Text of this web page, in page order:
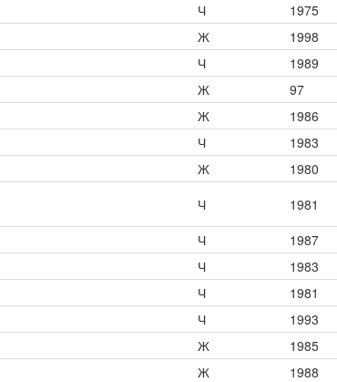
Ч 1975
Ж 1998
Ч 1989
Ж 97
Ж 1986
Ч 1983
Ж 1980
Ч 1981
Ч 1987
Ч 1983
Ч 1981
Ч 1993
Ж 1985
Ж 1988